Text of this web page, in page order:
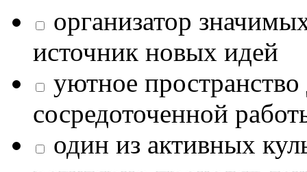
организатор
источник новых идей
уютное
сосредоточенной
один из активных